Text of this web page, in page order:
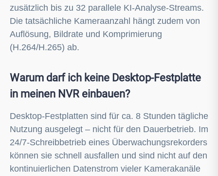
zusätzlich bis zu 32 parallele KI-Analyse-Streams.
Die tatsächliche Kameraanzahl hängt zudem von
Auflösung, Bildrate und Komprimierung
(H.264/H.265) ab.
Warum darf ich keine Desktop-Festplatte
in meinen NVR einbauen?
Desktop-Festplatten sind für ca. 8 Stunden tägliche
Nutzung ausgelegt – nicht für den Dauerbetrieb. Im
24/7-Schreibbetrieb eines Überwachungsrekorders
können sie schnell ausfallen und sind nicht auf den
kontinuierlichen Datenstrom vieler Kamerakanäle